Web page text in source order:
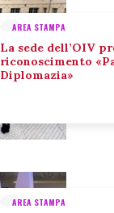
AREA STAMPA
La sede dell’OIV
riconoscimento
Diplomazia»
AREA STAMPA